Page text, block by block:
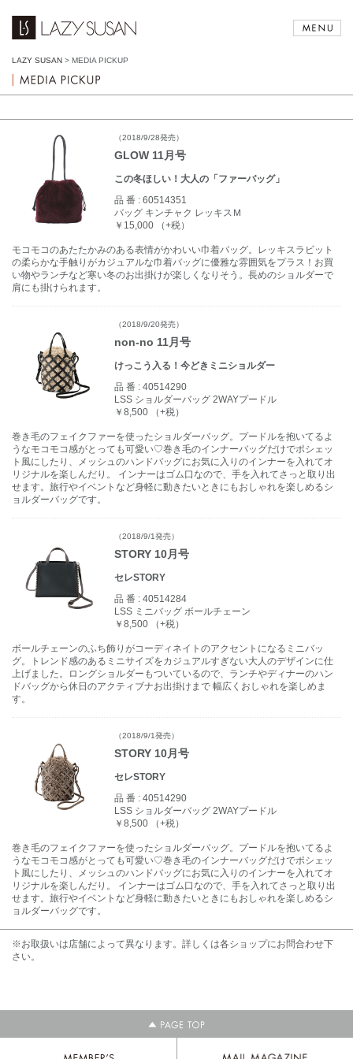
LAZY SUSAN > MEDIA PICKUP
（2018/9/28発売）
GLOW 11月号
この冬ほしい！大人の「ファーバッグ」
品 番 : 60514351
バッグ キンチャク レッキスＭ
￥15,000 （+税）
モコモコのあたたかみのある表情がかわいい巾着バッグ。レッキスラビット
の柔らかな手触りがカジュアルな巾着バッグに優雅な雰囲気をプラス！お買
い物やランチなど寒い冬のお出掛けが楽しくなりそう。長めのショルダーで
肩にも掛けられます。
（2018/9/20発売）
non-no 11月号
けっこう入る！今どきミニショルダー
品 番 : 40514290
LSS ショルダーバッグ 2WAYプードル
￥8,500 （+税）
巻き毛のフェイクファーを使ったショルダーバッグ。プードルを抱いてるよ
うなモコモコ感がとっても可愛い♡巻き毛のインナーバッグだけでポシェッ
ト風にしたり、メッシュのハンドバッグにお気に入りのインナーを入れてオ
リジナルを楽しんだり。 インナーはゴム口なので、手を入れてさっと取り出
せます。旅行やイベントなど身軽に動きたいときにもおしゃれを楽しめるシ
ョルダーバッグです。
（2018/9/1発売）
STORY 10月号
セレSTORY
品 番 : 40514284
LSS ミニバッグ ボールチェーン
￥8,500 （+税）
ボールチェーンのふち飾りがコーディネイトのアクセントになるミニバッ
グ。トレンド感のあるミニサイズをカジュアルすぎない大人のデザインに仕
上げました。ロングショルダーもついているので、ランチやディナーのハン
ドバッグから休日のアクティブナお出掛けまで 幅広くおしゃれを楽しめま
す。
（2018/9/1発売）
STORY 10月号
セレSTORY
品 番 : 40514290
LSS ショルダーバッグ 2WAYプードル
￥8,500 （+税）
巻き毛のフェイクファーを使ったショルダーバッグ。プードルを抱いてるよ
うなモコモコ感がとっても可愛い♡巻き毛のインナーバッグだけでポシェッ
ト風にしたり、メッシュのハンドバッグにお気に入りのインナーを入れてオ
リジナルを楽しんだり。 インナーはゴム口なので、手を入れてさっと取り出
せます。旅行やイベントなど身軽に動きたいときにもおしゃれを楽しめるシ
ョルダーバッグです。
※お取扱いは店舗によって異なります。詳しくは各ショップにお問合わせ下
さい。